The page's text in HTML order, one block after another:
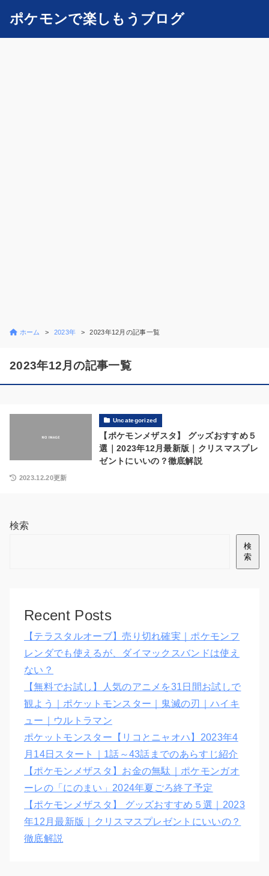
ポケモンで楽しもうブログ
ホーム 2023年 2023年12月の記事一覧
2023年12月の記事一覧
Uncategorized
【ポケモンメザスタ】 グッズおすすめ５
選｜2023年12月最新版｜クリスマスプレ
ゼントにいいの？徹底解説
2023.12.20更新
検索
検
索
Recent Posts
【テラスタルオーブ】売り切れ確実｜ポケモンフ
レンダでも使えるが、ダイマックスバンドは使え
ない？
【無料でお試し】人気のアニメを31日間お試しで
観よう｜ポケットモンスター｜鬼滅の刃｜ハイキ
ュー｜ウルトラマン
ポケットモンスター【リコとニャオハ】2023年4
月14日スタート｜1話～43話までのあらすじ紹介
【ポケモンメザスタ】お金の無駄｜ポケモンガオ
ーレの「にのまい」2024年夏ごろ終了予定
【ポケモンメザスタ】 グッズおすすめ５選｜2023
年12月最新版｜クリスマスプレゼントにいいの？
徹底解説